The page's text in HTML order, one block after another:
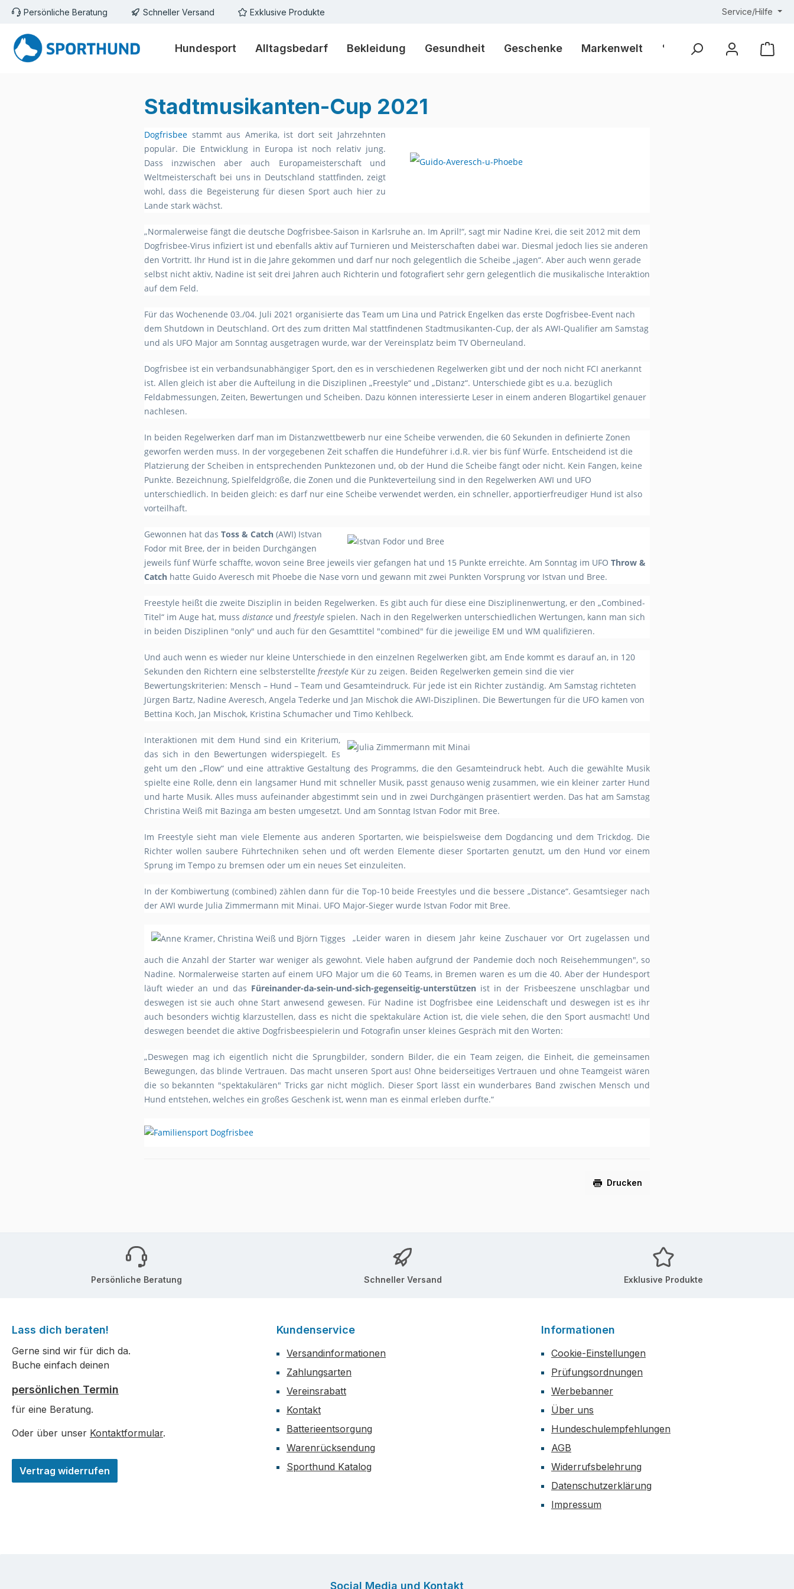
Hauptinhalt springen
Zur Suche springen
Zur Hauptnavigation springen
Persönliche Beratung Schneller Versand Exklusive Produkte Service/Hilfe
Hundesport Alltagsbedarf Bekleidung Gesundheit Geschenke Markenwelt % Outlet %
Stadtmusikanten-Cup 2021
Dogfrisbee stammt aus Amerika, ist dort seit Jahrzehnten
populär. Die Entwicklung in Europa ist noch relativ jung.
Dass inzwischen aber auch Europameisterschaft und
Weltmeisterschaft bei uns in Deutschland stattfinden, zeigt
wohl, dass die Begeisterung für diesen Sport auch hier zu
Lande stark wächst.
„Normalerweise fängt die deutsche Dogfrisbee-Saison in Karlsruhe an. Im April!“, sagt mir Nadine Krei, die seit 2012 mit dem
Dogfrisbee-Virus infiziert ist und ebenfalls aktiv auf Turnieren und Meisterschaften dabei war. Diesmal jedoch lies sie anderen
den Vortritt. Ihr Hund ist in die Jahre gekommen und darf nur noch gelegentlich die Scheibe „jagen“. Aber auch wenn gerade
selbst nicht aktiv, Nadine ist seit drei Jahren auch Richterin und fotografiert sehr gern gelegentlich die musikalische Interaktion
auf dem Feld.
Für das Wochenende 03./04. Juli 2021 organisierte das Team um Lina und Patrick Engelken das erste Dogfrisbee-Event nach
dem Shutdown in Deutschland. Ort des zum dritten Mal stattfindenen Stadtmusikanten-Cup, der als AWI-Qualifier am Samstag
und als UFO Major am Sonntag ausgetragen wurde, war der Vereinsplatz beim TV Oberneuland.
Dogfrisbee ist ein verbandsunabhängiger Sport, den es in verschiedenen Regelwerken gibt und der noch nicht FCI anerkannt
ist. Allen gleich ist aber die Aufteilung in die Disziplinen „Freestyle“ und „Distanz“. Unterschiede gibt es u.a. bezüglich
Feldabmessungen, Zeiten, Bewertungen und Scheiben. Dazu können interessierte Leser in einem anderen Blogartikel genauer
nachlesen.
In beiden Regelwerken darf man im Distanzwettbewerb nur eine Scheibe verwenden, die 60 Sekunden in definierte Zonen
geworfen werden muss. In der vorgegebenen Zeit schaffen die Hundeführer i.d.R. vier bis fünf Würfe. Entscheidend ist die
Platzierung der Scheiben in entsprechenden Punktezonen und, ob der Hund die Scheibe fängt oder nicht. Kein Fangen, keine
Punkte. Bezeichnung, Spielfeldgröße, die Zonen und die Punkteverteilung sind in den Regelwerken AWI und UFO
unterschiedlich. In beiden gleich: es darf nur eine Scheibe verwendet werden, ein schneller, apportierfreudiger Hund ist also
vorteilhaft.
Gewonnen hat das Toss & Catch (AWI) Istvan
Fodor mit Bree, der in beiden Durchgängen
jeweils fünf Würfe schaffte, wovon seine Bree jeweils vier gefangen hat und 15 Punkte erreichte. Am Sonntag im UFO Throw &
Catch hatte Guido Averesch mit Phoebe die Nase vorn und gewann mit zwei Punkten Vorsprung vor Istvan und Bree.
Freestyle heißt die zweite Disziplin in beiden Regelwerken. Es gibt auch für diese eine Disziplinenwertung, er den „Combined-
Titel“ im Auge hat, muss distance und freestyle spielen. Nach in den Regelwerken unterschiedlichen Wertungen, kann man sich
in beiden Disziplinen "only" und auch für den Gesamttitel "combined" für die jeweilige EM und WM qualifizieren.
Und auch wenn es wieder nur kleine Unterschiede in den einzelnen Regelwerken gibt, am Ende kommt es darauf an, in 120
Sekunden den Richtern eine selbsterstellte freestyle Kür zu zeigen. Beiden Regelwerken gemein sind die vier
Bewertungskriterien: Mensch – Hund – Team und Gesamteindruck. Für jede ist ein Richter zuständig. Am Samstag richteten
Jürgen Bartz, Nadine Averesch, Angela Tederke und Jan Mischok die AWI-Disziplinen. Die Bewertungen für die UFO kamen von
Bettina Koch, Jan Mischok, Kristina Schumacher und Timo Kehlbeck.
Interaktionen mit dem Hund sind ein Kriterium,
das sich in den Bewertungen widerspiegelt. Es
geht um den „Flow“ und eine attraktive Gestaltung des Programms, die den Gesamteindruck hebt. Auch die gewählte Musik
spielte eine Rolle, denn ein langsamer Hund mit schneller Musik, passt genauso wenig zusammen, wie ein kleiner zarter Hund
und harte Musik. Alles muss aufeinander abgestimmt sein und in zwei Durchgängen präsentiert werden. Das hat am Samstag
Christina Weiß mit Bazinga am besten umgesetzt. Und am Sonntag Istvan Fodor mit Bree.
Im Freestyle sieht man viele Elemente aus anderen Sportarten, wie beispielsweise dem Dogdancing und dem Trickdog. Die
Richter wollen saubere Führtechniken sehen und oft werden Elemente dieser Sportarten genutzt, um den Hund vor einem
Sprung im Tempo zu bremsen oder um ein neues Set einzuleiten.
In der Kombiwertung (combined) zählen dann für die Top-10 beide Freestyles und die bessere „Distance“. Gesamtsieger nach
der AWI wurde Julia Zimmermann mit Minai. UFO Major-Sieger wurde Istvan Fodor mit Bree.
„Leider waren in diesem Jahr keine Zuschauer vor Ort zugelassen und
auch die Anzahl der Starter war weniger als gewohnt. Viele haben aufgrund der Pandemie doch noch Reisehemmungen", so
Nadine. Normalerweise starten auf einem UFO Major um die 60 Teams, in Bremen waren es um die 40. Aber der Hundesport
läuft wieder an und das Füreinander-da-sein-und-sich-gegenseitig-unterstützen ist in der Frisbeeszene unschlagbar und
deswegen ist sie auch ohne Start anwesend gewesen. Für Nadine ist Dogfrisbee eine Leidenschaft und deswegen ist es ihr
auch besonders wichtig klarzustellen, dass es nicht die spektakuläre Action ist, die viele sehen, die den Sport ausmacht! Und
deswegen beendet die aktive Dogfrisbeespielerin und Fotografin unser kleines Gespräch mit den Worten:
„Deswegen mag ich eigentlich nicht die Sprungbilder, sondern Bilder, die ein Team zeigen, die Einheit, die gemeinsamen
Bewegungen, das blinde Vertrauen. Das macht unseren Sport aus! Ohne beiderseitiges Vertrauen und ohne Teamgeist wären
die so bekannten "spektakulären" Tricks gar nicht möglich. Dieser Sport lässt ein wunderbares Band zwischen Mensch und
Hund entstehen, welches ein großes Geschenk ist, wenn man es einmal erleben durfte.“
Drucken
Persönliche Beratung Schneller Versand Exklusive Produkte
Lass dich beraten!
Gerne sind wir für dich da.
Buche einfach deinen
persönlichen Termin
für eine Beratung.
Oder über unser Kontaktformular.
Vertrag widerrufen
Kundenservice
Versandinformationen
Zahlungsarten
Vereinsrabatt
Kontakt
Batterieentsorgung
Warenrücksendung
Sporthund Katalog
Informationen
Cookie-Einstellungen
Prüfungsordnungen
Werbebanner
Über uns
Hundeschulempfehlungen
AGB
Widerrufsbelehrung
Datenschutzerklärung
Impressum
Social Media und Kontakt